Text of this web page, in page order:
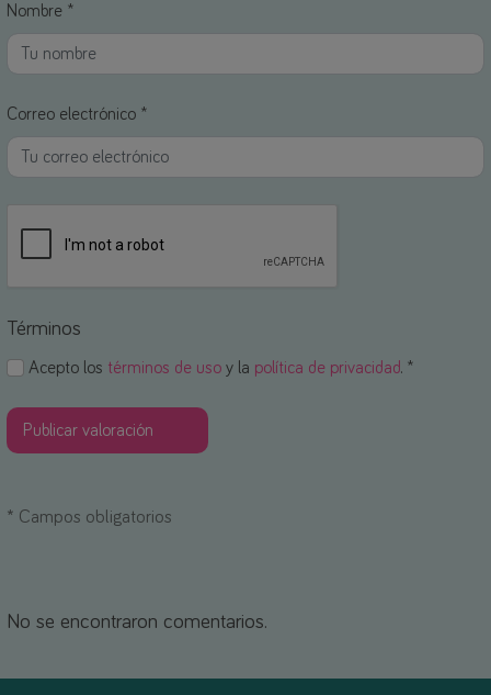
Nombre *
Correo electrónico *
Términos
Acepto los términos de uso y la política de privacidad. *
* Campos obligatorios
No se encontraron comentarios.